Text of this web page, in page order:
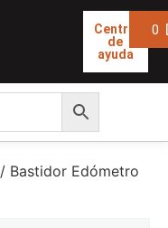
Centro
de
ayuda
0
/ Bastidor Edómetro